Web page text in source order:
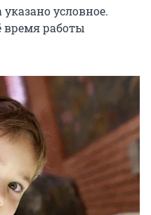
условное.
время работы